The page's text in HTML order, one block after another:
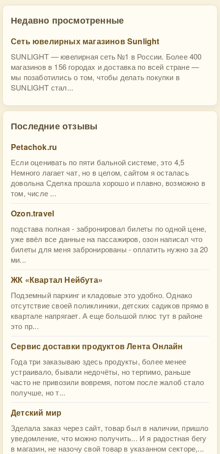
Недавно просмотренные
Сеть ювелирных магазинов Sunlight
SUNLIGHT — ювелирная сеть №1 в России. Более 400
магазинов в 156 городах и доставка по всей стране —
мы позаботились о том, чтобы делать покупки в
SUNLIGHT стал...
Последние отзывы
Petachok.ru
Если оценивать по пяти бальной системе, это 4,5
Немного лагает чат, но в целом, сайтом я осталась
довольна Сделка прошла хорошо и плавно, возможно в
том, числе ...
Ozon.travel
подстава полная - забронировал билеты по одной цене,
уже ввёл все данные на пассажиров, озон написал что
билеты для меня забронированы - оплатить нужно за 20
ми...
ЖК «Квартал Нейбута»
Подземный паркинг и кладовые это удобно. Однако
отсутствие своей поликлиники, детских садиков прямо в
квартале напрягает. А еще большой плюс тут в районе
это пр...
Сервис доставки продуктов Лента Онлайн
Года три заказываю здесь продукты, более менее
устраивало, бывали недочёты, но терпимо, раньше
часто не привозили вовремя, потом после жалоб стало
получше, но т...
Детский мир
Зделала заказ через сайт, товар был в наличии, пришло
уведомление, что можно получить... И я радостная бегу
в магазин, не назочу свой товар в указанном секторе,...